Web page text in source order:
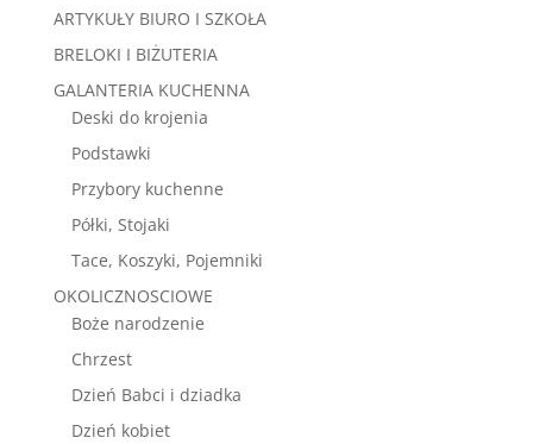
ARTYKUŁY BIURO I SZKOŁA
BRELOKI I BIŻUTERIA
GALANTERIA KUCHENNA
Deski do krojenia
Podstawki
Przybory kuchenne
Półki, Stojaki
Tace, Koszyki, Pojemniki
OKOLICZNOSCIOWE
Boże narodzenie
Chrzest
Dzień Babci i dziadka
Dzień kobiet